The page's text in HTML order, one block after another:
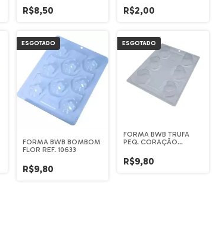
R$8,50 R$2,00
ESGOTADO
FORMA BWB BOMBOM
FLOR REF. 10633
R$9,80
ESGOTADO
FORMA BWB TRUFA
PEQ. CORAÇÃO
R$9,80